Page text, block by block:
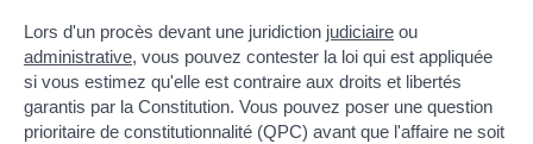
Lors d'un procès devant une juridiction judiciaire ou
administrative, vous pouvez contester la loi qui est appliquée
si vous estimez qu'elle est contraire aux droits et libertés
garantis par la Constitution. Vous pouvez poser une question
prioritaire de constitutionnalité (QPC) avant que l'affaire ne soit